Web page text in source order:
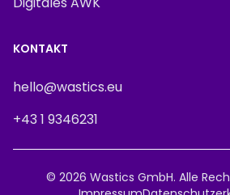
KONTAKT
hello@wastics.eu
+43 1 9346231
© 2026 Wastics GmbH. Alle